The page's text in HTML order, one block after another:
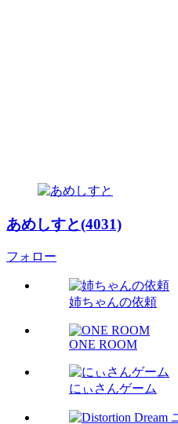
あめしすと(4031)
フォロー
姉ちゃんの依頼
ONE ROOM
にぃさんゲーム